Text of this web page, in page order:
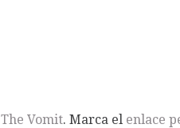
The Vomit. Marca el enlace